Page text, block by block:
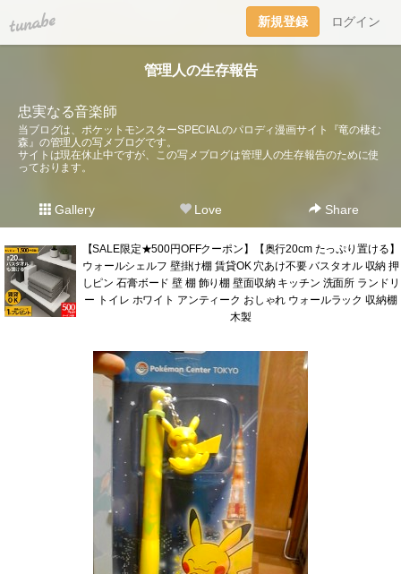
tuna.be 新規登録 ログイン
管理人の生存報告
忠実なる音楽師
当ブログは、ポケットモンスターSPECIALのパロディ漫画サイト『竜の棲む
森』の管理人の写メブログです。
サイトは現在休止中ですが、この写メブログは管理人の生存報告のために使
っております。
Gallery Love Share
【SALE限定★500円OFFクーポン】【奥行20cm たっぷり置ける】
ウォールシェルフ 壁掛け棚 賃貸OK 穴あけ不要 バスタオル 収納 押
しピン 石膏ボード 壁 棚 飾り棚 壁面収納 キッチン 洗面所 ランドリ
ー トイレ ホワイト アンティーク おしゃれ ウォールラック 収納棚
木製